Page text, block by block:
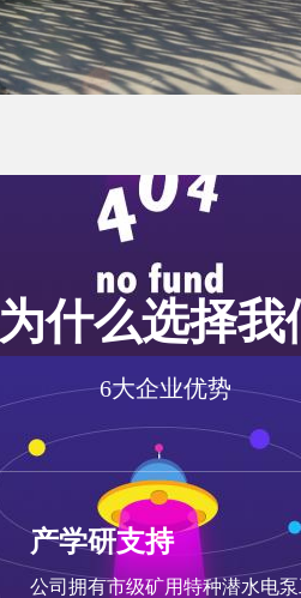
为什么选择我
6大企业优势
产学研支持
公司拥有市级矿用特种潜水电